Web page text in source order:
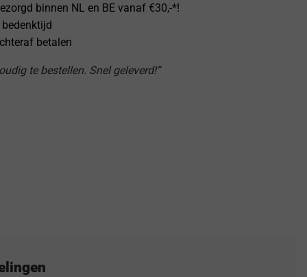
binnen NL en BE vanaf €30,-*!
betalen
te bestellen. Snel geleverd!”